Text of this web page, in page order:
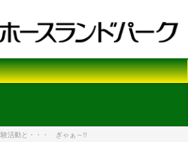
験活動と・・・ ぎゃぁ～!!